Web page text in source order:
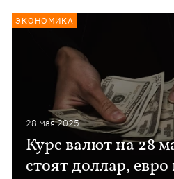
28 мая 2025
Курс валют на 28
стоят доллар,
ЭКОНОМИКА